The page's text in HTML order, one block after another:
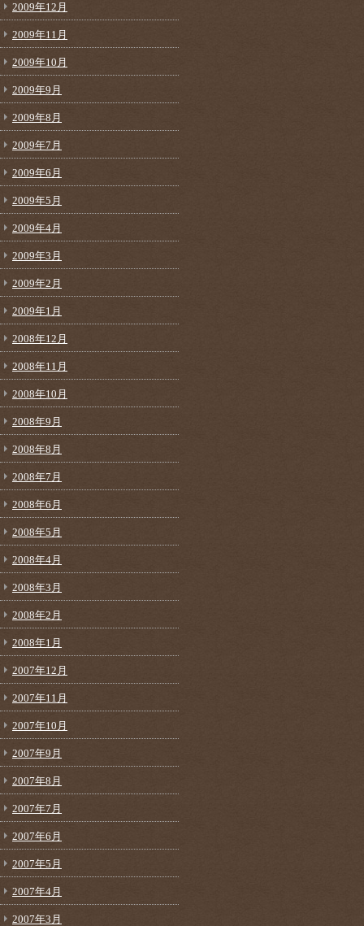
2009年12月
2009年11月
2009年10月
2009年9月
2009年8月
2009年7月
2009年6月
2009年5月
2009年4月
2009年3月
2009年2月
2009年1月
2008年12月
2008年11月
2008年10月
2008年9月
2008年8月
2008年7月
2008年6月
2008年5月
2008年4月
2008年3月
2008年2月
2008年1月
2007年12月
2007年11月
2007年10月
2007年9月
2007年8月
2007年7月
2007年6月
2007年5月
2007年4月
2007年3月